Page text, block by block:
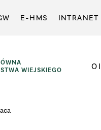
E-HMS INTRANET
WIEJSKIEGO
O